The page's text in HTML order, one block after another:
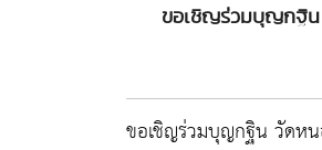
ขอเชิญร่วมบุญกฐิน
ขอเชิญร่วมบุญกฐิน วัดหน